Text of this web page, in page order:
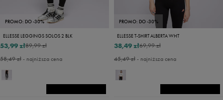
PROMO: DO -30%
ELLESSE LEGGINGS SOLOS 2 BLK
89,99 zł
53,99 zł
58,49 zł- najniższa cena
PROMO: DO -30%
ELLESSE T-SHIRT ALBERTA WHT
69,99 zł
38,49 zł
45,49 zł- najniższa cena